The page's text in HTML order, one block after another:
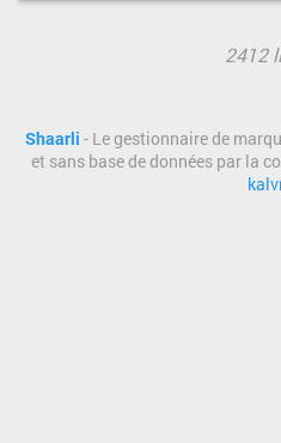
2412
Shaarli - Le gestionnaire de
et sans base de données par la